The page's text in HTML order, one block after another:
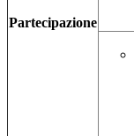
Partecipazione